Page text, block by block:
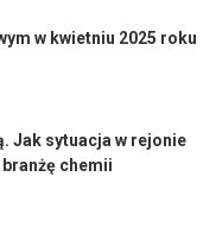
w kwietniu 2025 roku
Jak sytuacja w rejonie
branżę chemii